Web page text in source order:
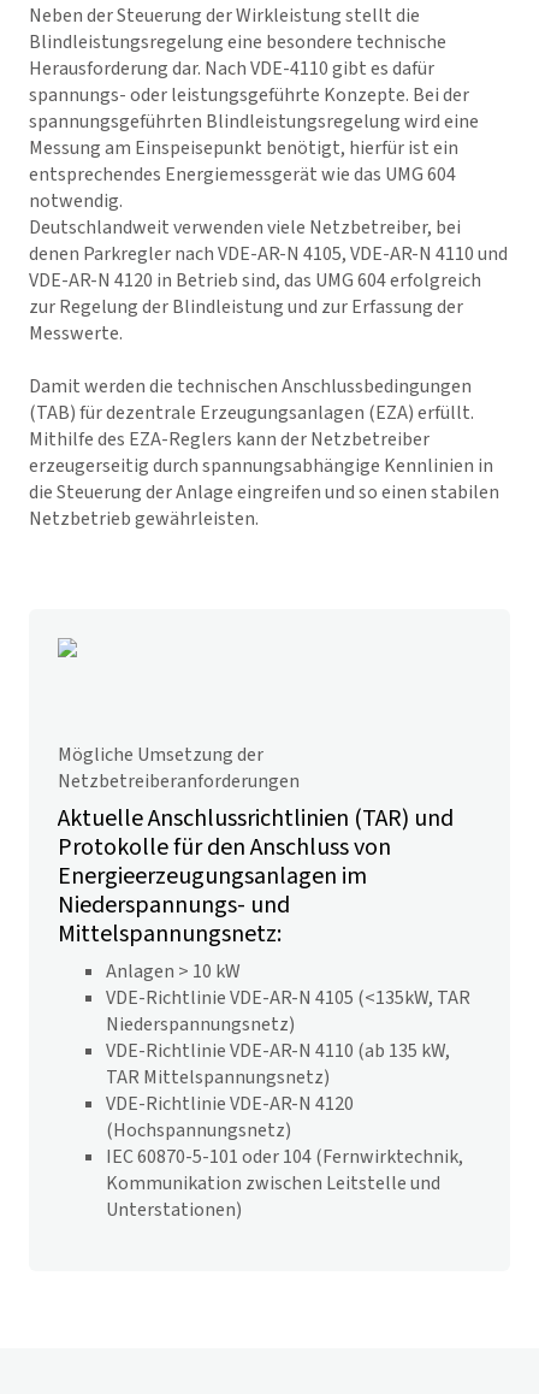
Neben der Steuerung der Wirkleistung stellt die
Blindleistungsregelung eine besondere technische
Herausforderung dar. Nach VDE-4110 gibt es dafür
spannungs- oder leistungsgeführte Konzepte. Bei der
spannungsgeführten Blindleistungsregelung wird eine
Messung am Einspeisepunkt benötigt, hierfür ist ein
entsprechendes Energiemessgerät wie das UMG 604
notwendig.
Deutschlandweit verwenden viele Netzbetreiber, bei
denen Parkregler nach VDE-AR-N 4105, VDE-AR-N 4110 und
VDE-AR-N 4120 in Betrieb sind, das UMG 604 erfolgreich
zur Regelung der Blindleistung und zur Erfassung der
Messwerte.
Damit werden die technischen Anschlussbedingungen
(TAB) für dezentrale Erzeugungsanlagen (EZA) erfüllt.
Mithilfe des EZA-Reglers kann der Netzbetreiber
erzeugerseitig durch spannungsabhängige Kennlinien in
die Steuerung der Anlage eingreifen und so einen stabilen
Netzbetrieb gewährleisten.
Mögliche Umsetzung der
Netzbetreiberanforderungen
Aktuelle Anschlussrichtlinien (TAR) und
Protokolle für den Anschluss von
Energieerzeugungsanlagen im
Niederspannungs- und
Mittelspannungsnetz:
Anlagen > 10 kW
VDE-Richtlinie VDE-AR-N 4105 (<135kW, TAR
Niederspannungsnetz)
VDE-Richtlinie VDE-AR-N 4110 (ab 135 kW,
TAR Mittelspannungsnetz)
VDE-Richtlinie VDE-AR-N 4120
(Hochspannungsnetz)
IEC 60870-5-101 oder 104 (Fernwirktechnik,
Kommunikation zwischen Leitstelle und
Unterstationen)